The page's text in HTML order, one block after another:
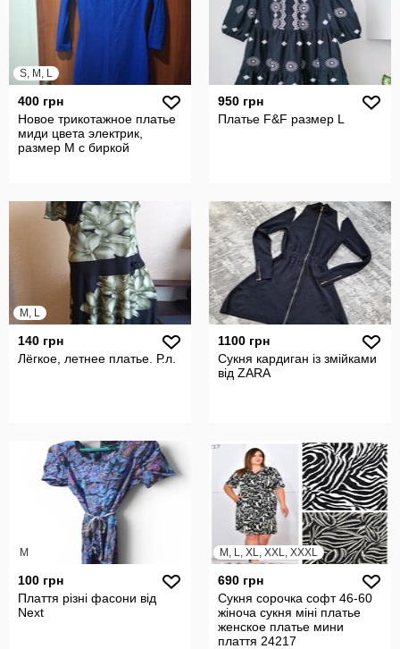
S, M, L
400 грн
Новое трикотажное платье
миди цвета электрик,
размер М с биркой
950 грн
Платье F&F размер L
M, L
140 грн
Лёгкое, летнее платье. Р.л.
1100 грн
Сукня кардиган із змійками
від ZARA
M
100 грн
Плаття різні фасони від
Next
M, L, XL, XXL, XXXL
690 грн
Сукня сорочка софт 46-60
жіноча сукня міні платье
женское платье мини
плаття 24217